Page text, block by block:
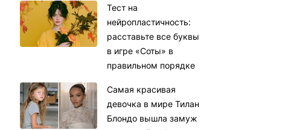
Тест на
нейропластичность:
расставьте все буквы
в игре «Соты» в
правильном порядке
Самая красивая
девочка в мире Тилан
Блондо вышла замуж